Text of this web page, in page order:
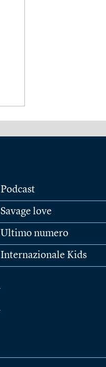
Podcast
Savage love
Ultimo numero
Internazionale Kids